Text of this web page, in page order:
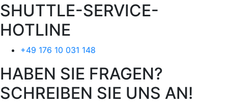
SHUTTLE-SERVICE-
HOTLINE
+49 176 10 031 148
HABEN SIE FRAGEN?
SCHREIBEN SIE UNS AN!